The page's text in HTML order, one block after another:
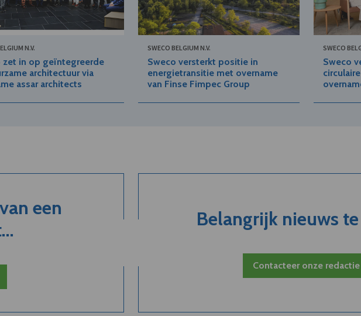
N.V.
zet in op geïntegreerde
architectuur via
assar architects
SWECO BELGIUM N.V.
Sweco versterkt positie in
energietransitie met overname
van Finse Fimpec Group
SWECO
Sweco
een
Belangrijk nieuws
Contacteer onze redactie